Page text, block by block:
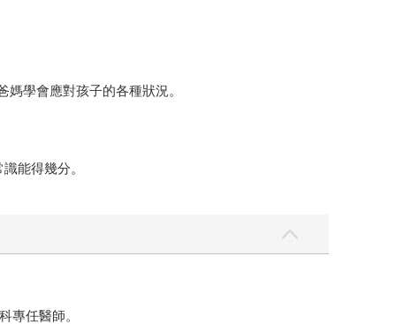
學會應對孩子的各種狀況。
能得幾分。
專任醫師。